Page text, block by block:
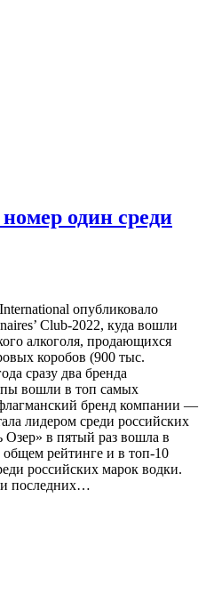
один среди
опубликовало
Club-2022, куда вошли
алкоголя, продающихся
коробов (900 тыс.
сразу два бренда
вошли в топ самых
бренд компании —
лидером среди российских
Озер» в пятый раз вошла в
рейтинге и в топ-10
российских марок водки.
последних…